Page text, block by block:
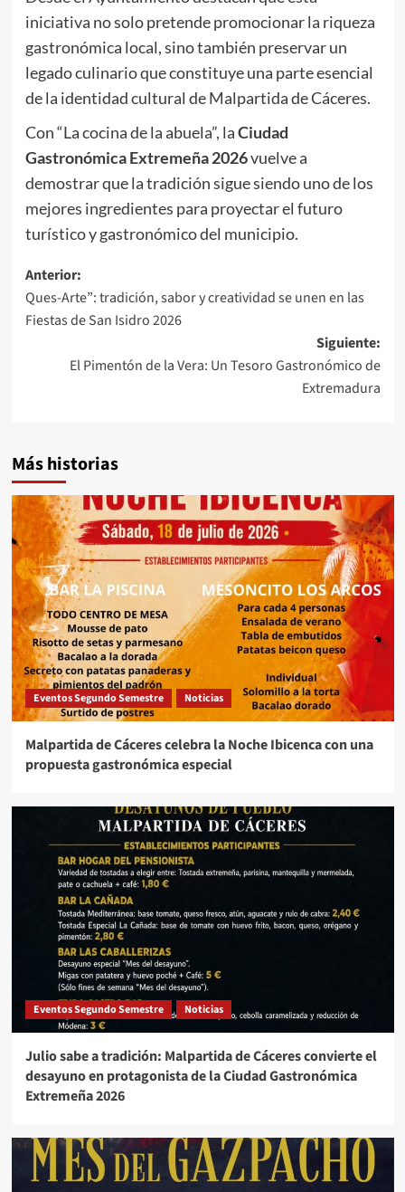
iniciativa no solo pretende promocionar la riqueza
gastronómica local, sino también preservar un
legado culinario que constituye una parte esencial
de la identidad cultural de Malpartida de Cáceres.
Con “La cocina de la abuela”, laCiudad
Gastronómica Extremeña 2026vuelve a
demostrar que la tradición sigue siendo uno de los
mejores ingredientes para proyectar el futuro
turístico y gastronómico del municipio.
Navegación
de
entradas
Anterior:
Ques-Arte”: tradición, sabor y creatividad se unen en las
Fiestas de San Isidro 2026
Siguiente:
El Pimentón de la Vera: Un Tesoro Gastronómico de
Extremadura
Más historias
Eventos Segundo Semestre Noticias
Malpartida de Cáceres celebra la Noche Ibicenca con una
propuesta gastronómica especial
Eventos Segundo Semestre Noticias
Julio sabe a tradición: Malpartida de Cáceres convierte el
desayuno en protagonista de la Ciudad Gastronómica
Extremeña 2026